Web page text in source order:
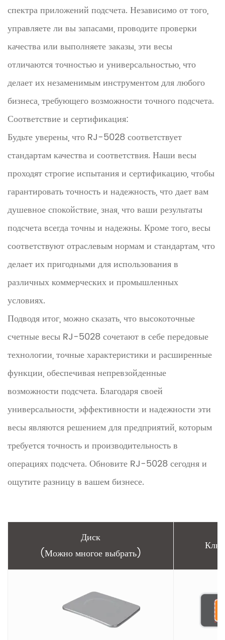
спектра приложений подсчета. Независимо от того,
управляете ли вы запасами, проводите проверки
качества или выполняете заказы, эти весы
отличаются точностью и универсальностью, что
делает их незаменимым инструментом для любого
бизнеса, требующего возможности точного подсчета.
Соответствие и сертификация:
Будьте уверены, что RJ-5028 соответствует
стандартам качества и соответствия. Наши весы
проходят строгие испытания и сертификацию, чтобы
гарантировать точность и надежность, что дает вам
душевное спокойствие, зная, что ваши результаты
подсчета всегда точны и надежны. Кроме того, весы
соответствуют отраслевым нормам и стандартам, что
делает их пригодными для использования в
различных коммерческих и промышленных
условиях.
Подводя итог, можно сказать, что высокоточные
счетные весы RJ-5028 сочетают в себе передовые
технологии, точные характеристики и расширенные
функции, обеспечивая непревзойденные
возможности подсчета. Благодаря своей
универсальности, эффективности и надежности эти
весы являются решением для предприятий, которым
требуется точность и производительность в
операциях подсчета. Обновите RJ-5028 сегодня и
ощутите разницу в вашем бизнесе.
Диск
(Можно многое выбрать)